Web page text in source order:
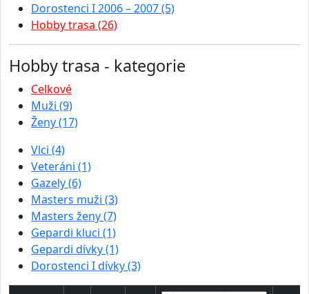
Dorostenci I 2006 – 2007 (5)
Hobby trasa (26)
Hobby trasa - kategorie
Celkové
Muži (9)
Ženy (17)
Vlci (4)
Veteráni (1)
Gazely (6)
Masters muži (3)
Masters ženy (7)
Gepardi kluci (1)
Gepardi dívky (1)
Dorostenci I dívky (3)